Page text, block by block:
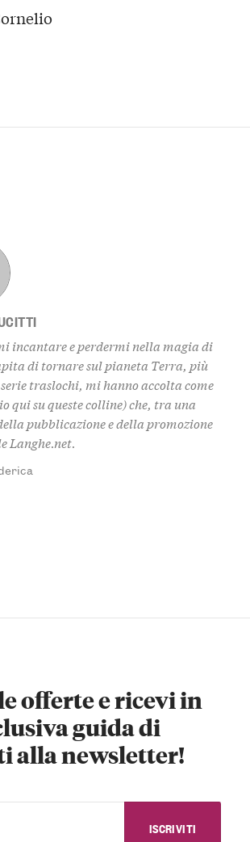
incantare e perdermi nella magia di
di tornare sul pianeta Terra, più
traslochi, mi hanno accolta come
su queste colline) che, tra una
pubblicazione e della promozione
Langhe.net.
offerte e ricevi in
guida di
alla newsletter!